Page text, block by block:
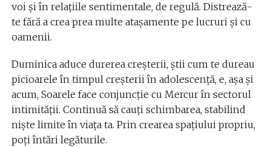
voi și în relațiile sentimentale, de regulă. Distrează-
te fără a crea prea multe atașamente pe lucruri și cu
oamenii.
Duminica aduce durerea creșterii, știi cum te dureau
picioarele în timpul creșterii în adolescență, e, așa și
acum, Soarele face conjuncție cu Mercur în sectorul
intimității. Continuă să cauți schimbarea, stabilind
niște limite în viața ta. Prin crearea spațiului propriu,
poți întări legăturile.